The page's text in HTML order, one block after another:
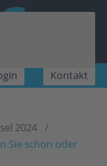
Kontakt
2024
Sie schon oder